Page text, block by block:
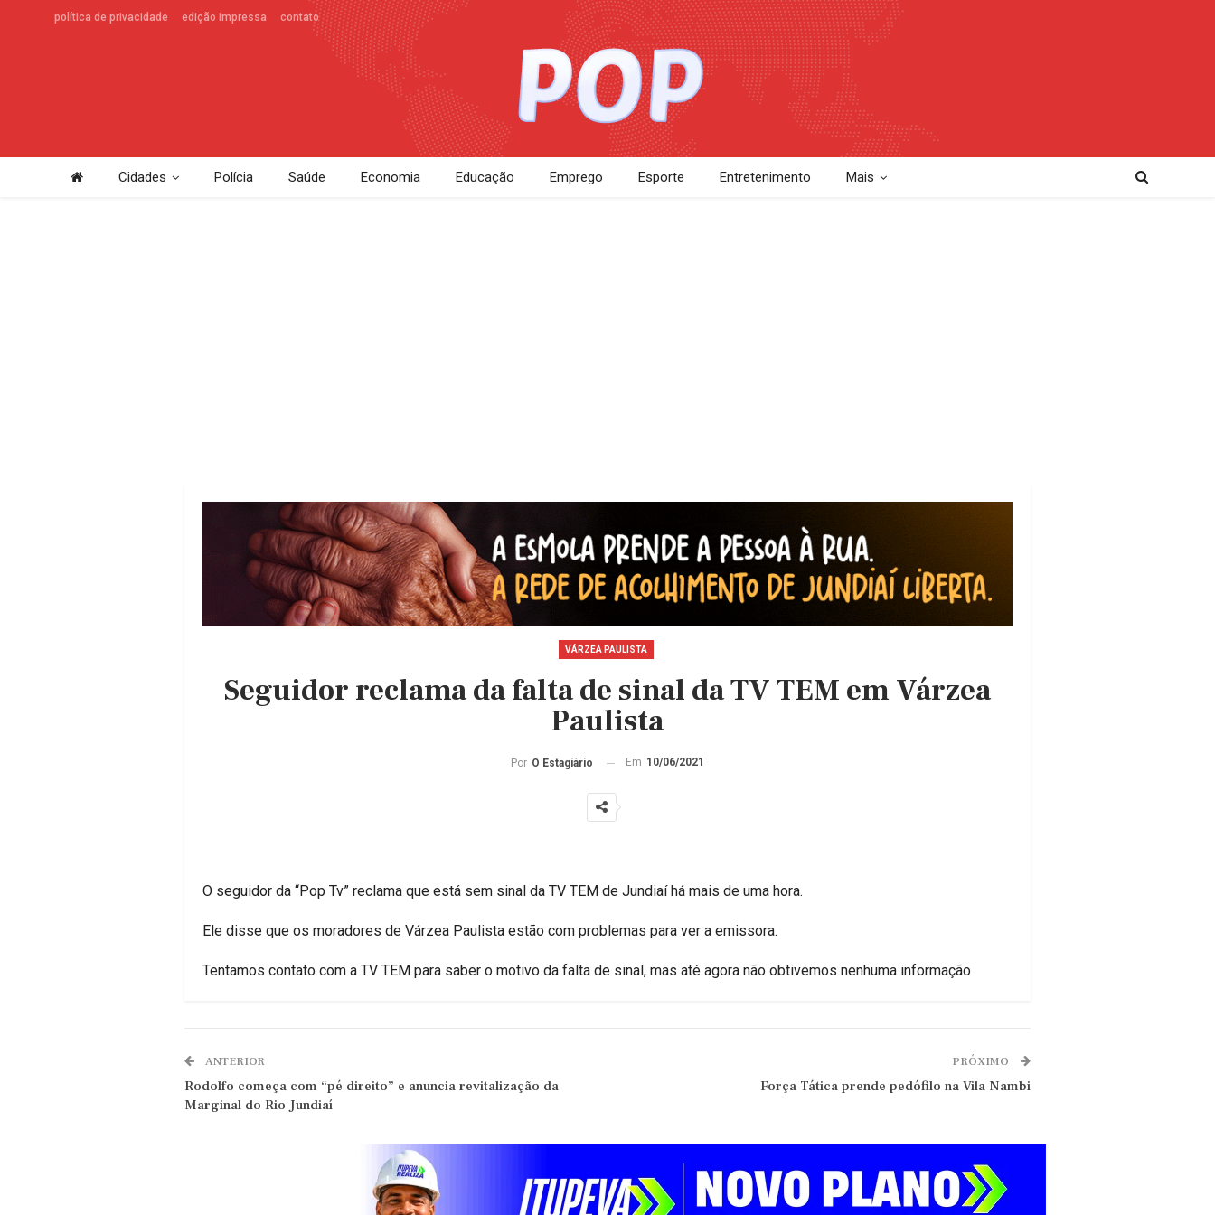
política de privacidade edição impressa contato
Cidades Polícia Saúde Economia Educação Emprego Esporte Entretenimento Mais
VÁRZEA PAULISTA
Seguidor reclama da falta de sinal da TV TEM em Várzea
Paulista
Por O Estagiário Em 10/06/2021
O seguidor da “Pop Tv” reclama que está sem sinal da TV TEM de Jundiaí há mais de uma hora.
Ele disse que os moradores de Várzea Paulista estão com problemas para ver a emissora.
Tentamos contato com a TV TEM para saber o motivo da falta de sinal, mas até agora não obtivemos nenhuma informação
ANTERIOR
Rodolfo começa com “pé direito” e anuncia revitalização da
Marginal do Rio Jundiaí
PRÓXIMO
Força Tática prende pedófilo na Vila Nambi